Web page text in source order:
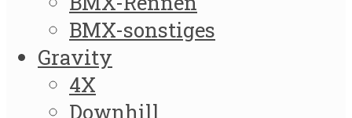
BMX-sonstiges
Gravity
4X
Downhill